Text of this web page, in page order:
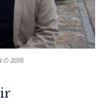
© 2015